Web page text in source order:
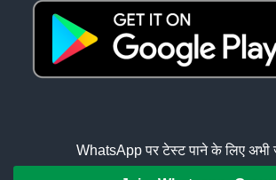
WhatsApp पर टेस्ट पाने के लिए अभी